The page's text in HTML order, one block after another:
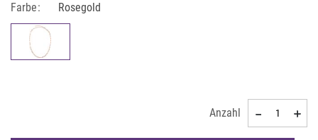
Farbe: Rosegold
Anzahl